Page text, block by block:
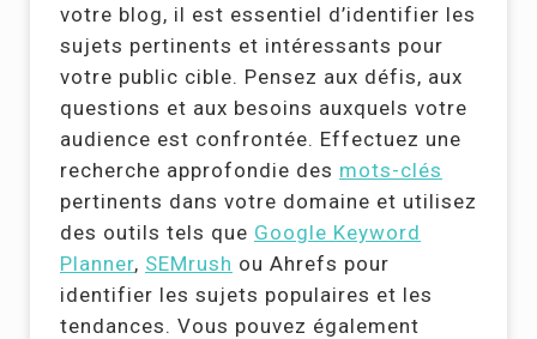
votre blog, il est essentiel d’identifier les
sujets pertinents et intéressants pour
votre public cible. Pensez aux défis, aux
questions et aux besoins auxquels votre
audience est confrontée. Effectuez une
recherche approfondie des mots-clés
pertinents dans votre domaine et utilisez
des outils tels que Google Keyword
Planner, SEMrush ou Ahrefs pour
identifier les sujets populaires et les
tendances. Vous pouvez également